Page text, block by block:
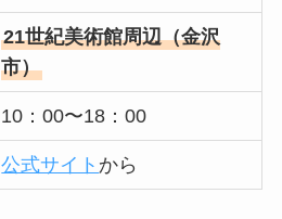
21世紀美術館周辺（金沢
市）
10：00〜18：00
公式サイト から